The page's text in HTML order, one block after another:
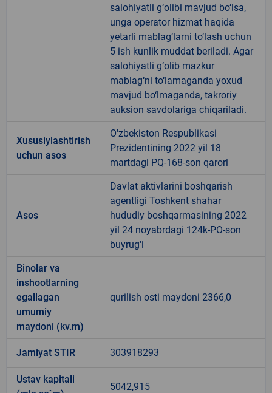
salohiyatli g‘olibi mavjud bo‘lsa,
unga operator hizmat haqida
yetarli mablag‘larni to‘lash uchun
5 ish kunlik muddat beriladi. Agar
salohiyatli g‘olib mazkur
mablag‘ni to‘lamaganda yoxud
mavjud bo‘lmaganda, takroriy
auksion savdolariga chiqariladi.
Xususiylashtirish
uchun asos
O'zbekiston Respublikasi
Prezidentining 2022 yil 18
martdagi PQ-168-son qarori
Asos
Davlat aktivlarini boshqarish
agentligi Toshkent shahar
hududiy boshqarmasining 2022
yil 24 noyabrdagi 124k-PO-son
buyrug'i
Binolar va
inshootlarning
egallagan
umumiy
maydoni (kv.m)
qurilish osti maydoni 2366,0
Jamiyat STIR 303918293
Ustav kapitali
5042,915